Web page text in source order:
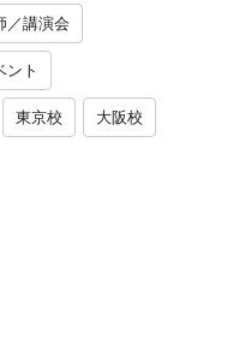
／講演会
ント
東京校 大阪校